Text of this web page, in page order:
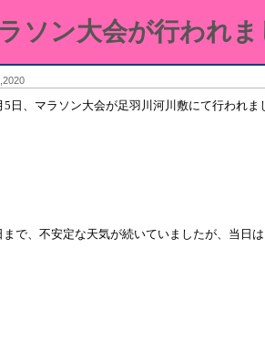
ソン大会が行われま
5日、マラソン大会が足羽川河川敷にて行われま
まで、不安定な天気が続いていましたが、当日